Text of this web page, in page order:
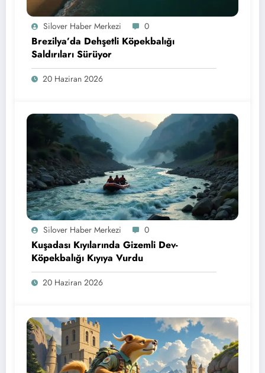
Silover Haber Merkezi 0
Brezilya’da Dehşetli Köpekbalığı
Saldırıları Sürüyor
20 Haziran 2026
Silover Haber Merkezi 0
Kuşadası Kıyılarında Gizemli Dev-
Köpekbalığı Kıyıya Vurdu
20 Haziran 2026